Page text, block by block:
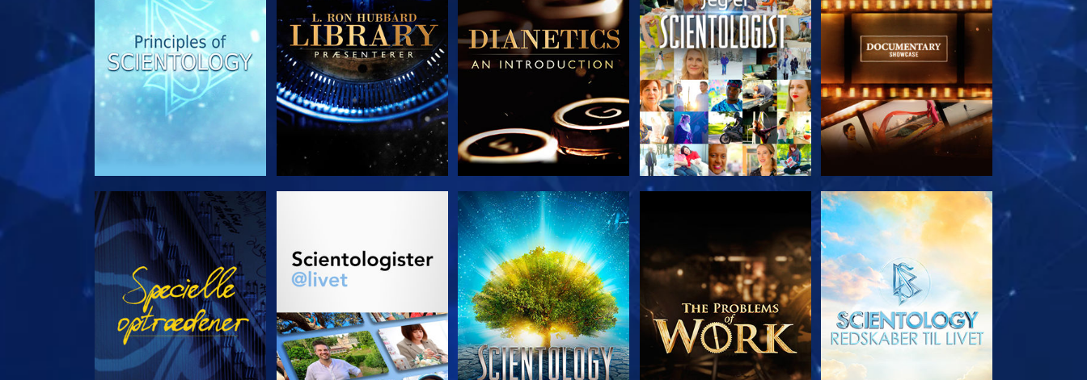
SE UDFORSK SERIEN